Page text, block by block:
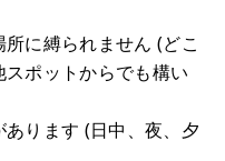
に縛られません (どこ
ポットからでも構い
ります (日中、夜、夕